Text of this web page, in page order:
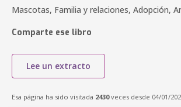
Mascotas, Familia y relaciones, Adopción,
Comparte ese libro
Lee un extracto
Esa página ha sido visitada 2430veces desde 04/01/